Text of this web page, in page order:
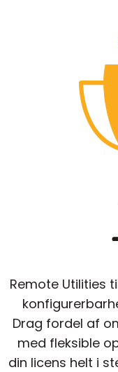
Remote Utilities
Drag fordel af
med fleksible
din licens helt i